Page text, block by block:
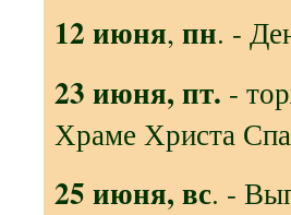
12 июня, пн. -
23 июня, пт. -
Храме Христа
25 июня, вс. -